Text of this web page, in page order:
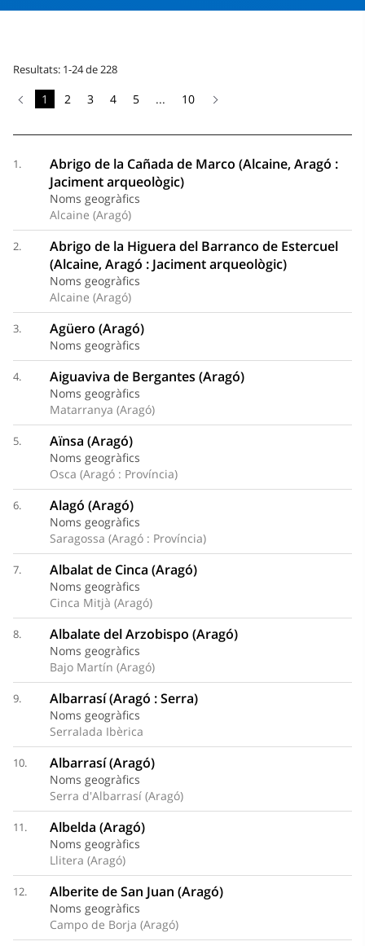
Resultats: 1-24 de 228
1 2 3 4 5 ... 10
1.
Abrigo de la Cañada de Marco (Alcaine, Aragó :
Jaciment arqueològic)
Noms geogràfics
Alcaine (Aragó)
2.
Abrigo de la Higuera del Barranco de Estercuel
(Alcaine, Aragó : Jaciment arqueològic)
Noms geogràfics
Alcaine (Aragó)
3. Agüero (Aragó)
Noms geogràfics
4. Aiguaviva de Bergantes (Aragó)
Noms geogràfics
Matarranya (Aragó)
5. Aïnsa (Aragó)
Noms geogràfics
Osca (Aragó : Província)
6. Alagó (Aragó)
Noms geogràfics
Saragossa (Aragó : Província)
7. Albalat de Cinca (Aragó)
Noms geogràfics
Cinca Mitjà (Aragó)
8. Albalate del Arzobispo (Aragó)
Noms geogràfics
Bajo Martín (Aragó)
9. Albarrasí (Aragó : Serra)
Noms geogràfics
Serralada Ibèrica
10. Albarrasí (Aragó)
Noms geogràfics
Serra d'Albarrasí (Aragó)
11. Albelda (Aragó)
Noms geogràfics
Llitera (Aragó)
12. Alberite de San Juan (Aragó)
Noms geogràfics
Campo de Borja (Aragó)